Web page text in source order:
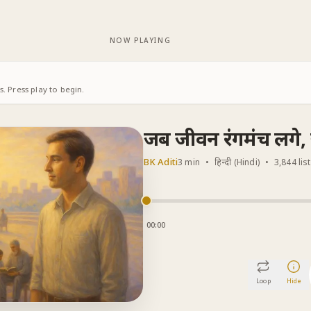
NOW PLAYING
Press play to begin.
जब जीवन रंगमंच लगे,
BK Aditi3 min • हिन्दी (Hindi) • 3,844
00:00
Loop Hide